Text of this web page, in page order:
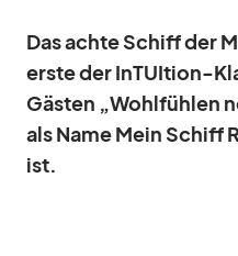
Das achte Schiff der
erste der In­TUI­tion-
Gäs­ten „Wohl­füh­len
als Name Mein Schiff
ist.